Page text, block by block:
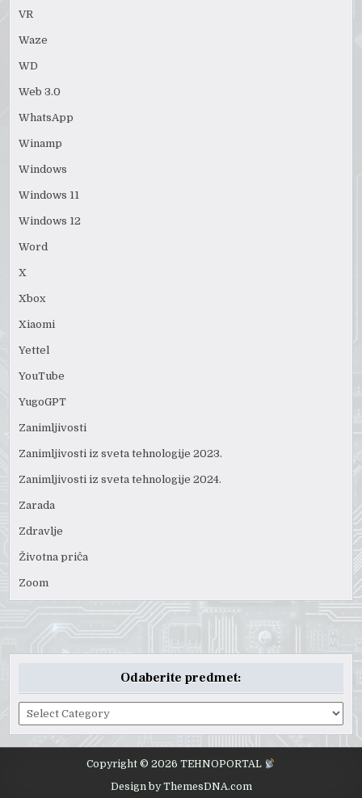
VR
Waze
WD
Web 3.0
WhatsApp
Winamp
Windows
Windows 11
Windows 12
Word
X
Xbox
Xiaomi
Yettel
YouTube
YugoGPT
Zanimljivosti
Zanimljivosti iz sveta tehnologije 2023.
Zanimljivosti iz sveta tehnologije 2024.
Zarada
Zdravlje
Životna priča
Zoom
Odaberite predmet:
Odaberite
predmet:
Copyright © 2026 TEHNOPORTAL
Design by ThemesDNA.com